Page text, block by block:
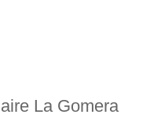
La Gomera